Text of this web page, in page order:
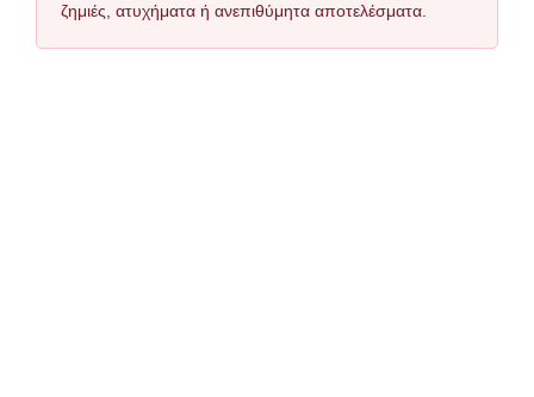
ζημιές, ατυχήματα ή ανεπιθύμητα αποτελέσματα.